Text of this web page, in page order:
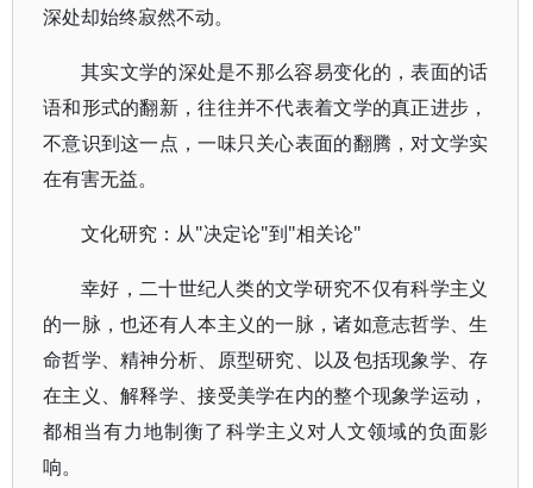
深处却始终寂然不动。
其实文学的深处是不那么容易变化的，表面的话
语和形式的翻新，往往并不代表着文学的真正进步，
不意识到这一点，一味只关心表面的翻腾，对文学实
在有害无益。
文化研究：从"决定论"到"相关论"
幸好，二十世纪人类的文学研究不仅有科学主义
的一脉，也还有人本主义的一脉，诸如意志哲学、生
命哲学、精神分析、原型研究、以及包括现象学、存
在主义、解释学、接受美学在内的整个现象学运动，
都相当有力地制衡了科学主义对人文领域的负面影
响。